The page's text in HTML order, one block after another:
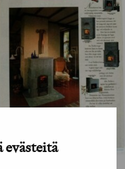
evästeitä